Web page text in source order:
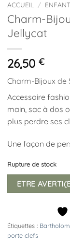
ACCUEIL /
Charm-
Jellycat
26,50 €
Charm-Bijoux de
Accessoire
main, sac à dos
plus perdre ses
Une façon de
Rupture de stock
ETRE
Étiquettes :
porte clefs